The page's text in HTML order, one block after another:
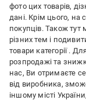
фото цих товарів,
дані. Крім цього, на
покупців. Також
різних тем і
товари категорії .
розпродажі та
нас, Ви отримаєте
від виробника,
іншому місті